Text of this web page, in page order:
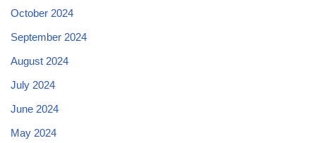
October 2024
September 2024
August 2024
July 2024
June 2024
May 2024